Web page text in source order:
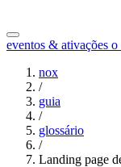
eventos & ativações o
nox
/
guia
/
glossário
/
Landing page